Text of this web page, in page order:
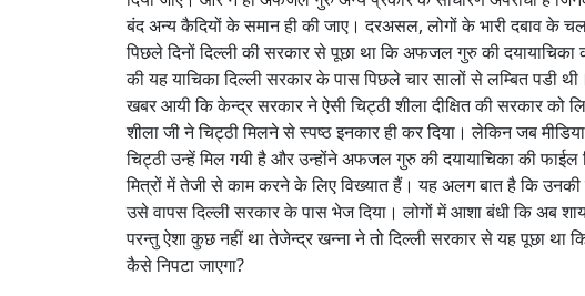
बंद अन्य कैदियों के समान ही की जाए। दरअसल, लोगों के भारी दबाव के
पिछले दिनों दिल्ली की सरकार से पूछा था कि अफजल गुरु की दयायाचिका
की यह याचिका दिल्ली सरकार के पास पिछले चार सालों से लम्बित पडी
खबर आयी कि केन्द्र सरकार ने ऐसी चिट्ठी शीला दीक्षित की सरकार को
शीला जी ने चिट्ठी मिलने से स्पष्ठ इनकार ही कर दिया। लेकिन जब
चिट्ठी उन्हें मिल गयी है और उन्होंने अफजल गुरु की दयायाचिका की
मित्रों में तेजी से काम करने के लिए विख्यात हैं। यह अलग बात है कि
उसे वापस दिल्ली सरकार के पास भेज दिया। लोगों में आशा बंधी कि अब
परन्तु ऐशा कुछ नहीं था तेजेन्द्र खन्ना ने तो दिल्ली सरकार से यह पूछा था
कैसे निपटा जाएगा?